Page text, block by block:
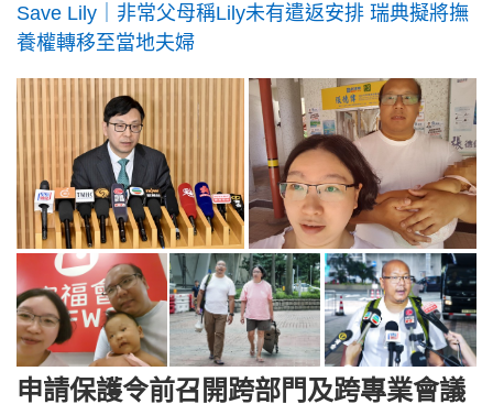
Save Lily｜非常父母稱Lily未有遣返安排 瑞典擬將撫
養權轉移至當地夫婦
申請保護令前召開跨部門及跨專業會議